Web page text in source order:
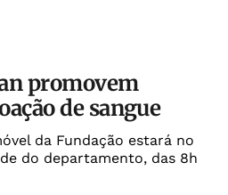
promovem
de sangue
da Fundação estará no
do departamento, das 8h